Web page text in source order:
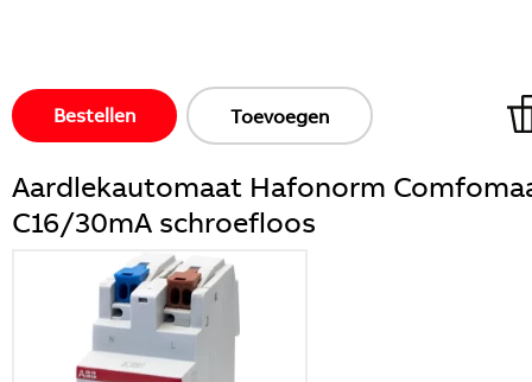
Bestellen Toevoegen
Aardlekautomaat Hafonorm
C16/30mA schroefloos